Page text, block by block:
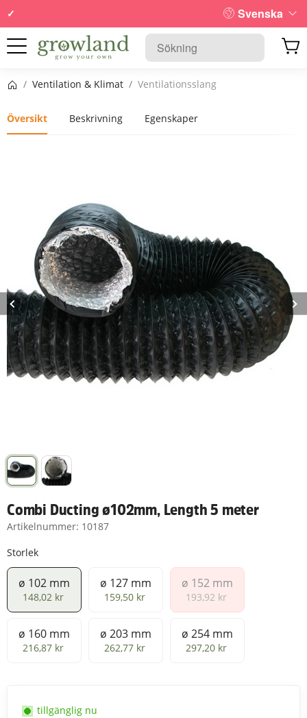
Svenska
Startsida
/ Ventilation & Klimat / Ventilationsslang
Översikt Beskrivning Egenskaper
Combi Ducting ø102mm, Length 5 meter
Artikelnummer: 10187
Storlek
ø 102 mm
ø 102 mm
148,02 kr
ø 127 mm
ø 127 mm
159,50 kr
ø 152 mm
ø 152 mm
193,92 kr
ø 160 mm
ø 160 mm
216,87 kr
ø 203 mm
ø 203 mm
262,77 kr
ø 254 mm
ø 254 mm
297,20 kr
tillgänglig nu